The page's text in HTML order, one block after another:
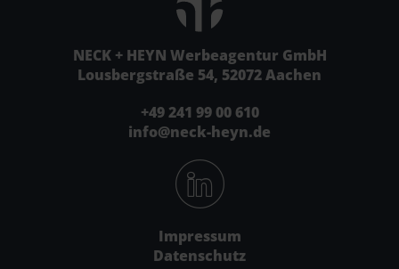
NECK + HEYN Werbeagentur GmbH
Lousbergstraße 54, 52072 Aachen
+49 241 99 00 610
info@neck-heyn.de
Impressum
Datenschutz